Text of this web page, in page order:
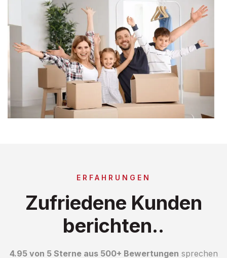
ERFAHRUNGEN
Zufriedene Kunden
berichten..
4.95 von 5 Sterne aus 500+ Bewertungen sprechen